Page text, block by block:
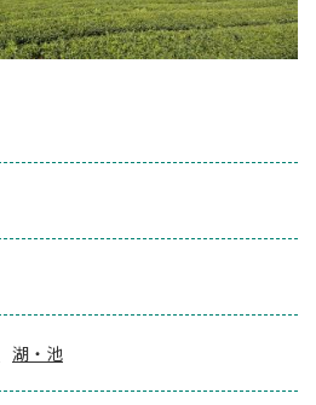
湖・池